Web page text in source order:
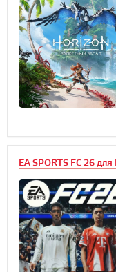
EA SPORTS FC 26 для